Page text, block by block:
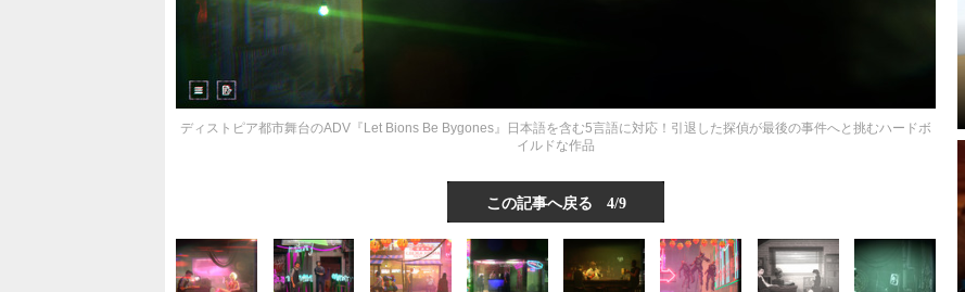
ディストピア都市舞台のADV『Let Bions Be Bygones』日本語を含む5言語に対応！引退した探偵が最後の事件へと挑むハードボ
イルドな作品
この記事へ戻る 4/9